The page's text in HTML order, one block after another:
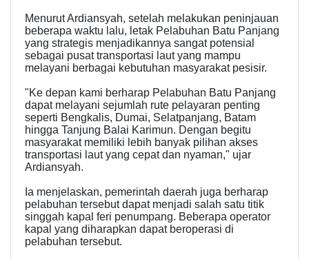
Menurut Ardiansyah, setelah melakukan peninjauan
beberapa waktu lalu, letak Pelabuhan Batu Panjang
yang strategis menjadikannya sangat potensial
sebagai pusat transportasi laut yang mampu
melayani berbagai kebutuhan masyarakat pesisir.
"Ke depan kami berharap Pelabuhan Batu Panjang
dapat melayani sejumlah rute pelayaran penting
seperti Bengkalis, Dumai, Selatpanjang, Batam
hingga Tanjung Balai Karimun. Dengan begitu
masyarakat memiliki lebih banyak pilihan akses
transportasi laut yang cepat dan nyaman," ujar
Ardiansyah.
Ia menjelaskan, pemerintah daerah juga berharap
pelabuhan tersebut dapat menjadi salah satu titik
singgah kapal feri penumpang. Beberapa operator
kapal yang diharapkan dapat beroperasi di
pelabuhan tersebut.